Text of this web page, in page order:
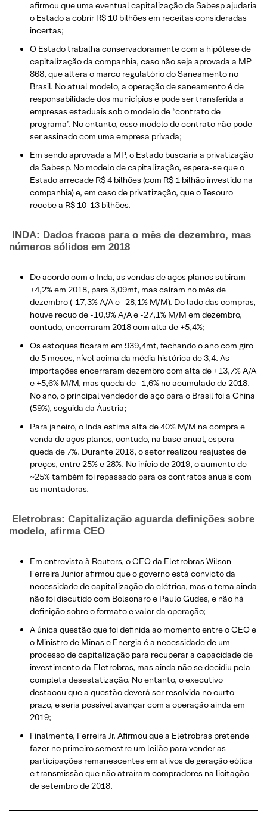
afirmou que uma eventual capitalização da Sabesp ajudaria
o Estado a cobrir R$ 10 bilhões em receitas consideradas
incertas;
O Estado trabalha conservadoramente com a hipótese de
capitalização da companhia, caso não seja aprovada a MP
868, que altera o marco regulatório do Saneamento no
Brasil. No atual modelo, a operação de saneamento é de
responsabilidade dos municípios e pode ser transferida a
empresas estaduais sob o modelo de “contrato de
programa”. No entanto, esse modelo de contrato não pode
ser assinado com uma empresa privada;
Em sendo aprovada a MP, o Estado buscaria a privatização
da Sabesp. No modelo de capitalização, espera-se que o
Estado arrecade R$ 4 bilhões (com R$ 1 bilhão investido na
companhia) e, em caso de privatização, que o Tesouro
recebe a R$ 10-13 bilhões.
INDA: Dados fracos para o mês de dezembro, mas
números sólidos em 2018
De acordo com o Inda, as vendas de aços planos subiram
+4,2% em 2018, para 3,09mt, mas caíram no mês de
dezembro (-17,3% A/A e -28,1% M/M). Do lado das compras,
houve recuo de -10,9% A/A e -27,1% M/M em dezembro,
contudo, encerraram 2018 com alta de +5,4%;
Os estoques ficaram em 939,4mt, fechando o ano com giro
de 5 meses, nível acima da média histórica de 3,4. As
importações encerraram dezembro com alta de +13,7% A/A
e +5,6% M/M, mas queda de -1,6% no acumulado de 2018.
No ano, o principal vendedor de aço para o Brasil foi a China
(59%), seguida da Áustria;
Para janeiro, o Inda estima alta de 40% M/M na compra e
venda de aços planos, contudo, na base anual, espera
queda de 7%. Durante 2018, o setor realizou reajustes de
preços, entre 25% e 28%. No início de 2019, o aumento de
~25% também foi repassado para os contratos anuais com
as montadoras.
Eletrobras: Capitalização aguarda definições sobre
modelo, afirma CEO
Em entrevista à Reuters, o CEO da Eletrobras Wilson
Ferreira Junior afirmou que o governo está convicto da
necessidade de capitalização da elétrica, mas o tema ainda
não foi discutido com Bolsonaro e Paulo Gudes, e não há
definição sobre o formato e valor da operação;
A única questão que foi definida ao momento entre o CEO e
o Ministro de Minas e Energia é a necessidade de um
processo de capitalização para recuperar a capacidade de
investimento da Eletrobras, mas ainda não se decidiu pela
completa desestatização. No entanto, o executivo
destacou que a questão deverá ser resolvida no curto
prazo, e seria possível avançar com a operação ainda em
2019;
Finalmente, Ferreira Jr. Afirmou que a Eletrobras pretende
fazer no primeiro semestre um leilão para vender as
participações remanescentes em ativos de geração eólica
e transmissão que não atraíram compradores na licitação
de setembro de 2018.